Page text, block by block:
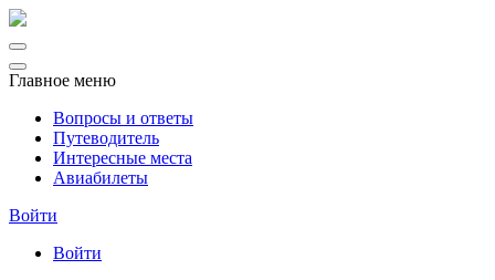
Главное меню
Вопросы и ответы
Путеводитель
Интересные места
Авиабилеты
Войти
Войти